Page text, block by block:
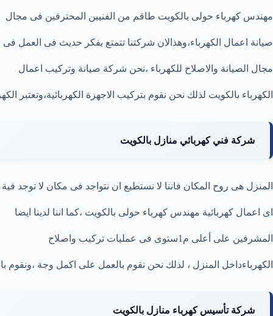
مهندس كهرباء حولى بالكويت طاقم من الفنيين المحترفين فى مجال
صيانة اعمال الكهرباء،وهذالان شركتنا تتمتع بفكر حديث فى العمل فى
مجال الصيانة والاصلاح للكهرباء ،نحن شركة صيانة وتركيب اعمال
الكهرباء بالكويت لذلك نحن نقوم بتركيب الاجهزة الكهربائية،وتعتبر
شركة فني كهربائي منازل بالكويت
المنزل هى روح المكان فاننا لا نستطيع ان نتواجد فى مكان لا توجد فية
اى اعمال كهربائية مهندس كهرباء حولى بالكويت ،كما اننا لدينا ايضا
المشرفين على أعلى م1ستوى فى عمليات تركيب واصلاح
الكهرباءداخل المنزل ، لذلك نحن نقوم بالعمل على اكمل وجة ،ونقوم
شركة تأسيس كهرباء منازل بالكويت